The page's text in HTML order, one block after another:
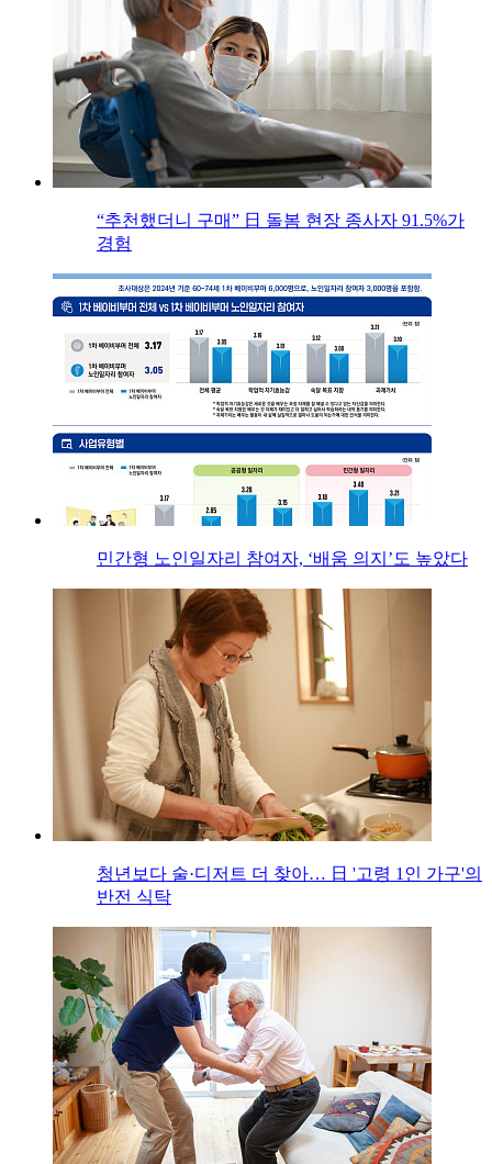
“추천했더니 구매” 日 돌봄 현장 종사자 91.5%가
경험
민간형 노인일자리 참여자, ‘배움 의지’도 높았다
청년보다 술·디저트 더 찾아… 日 '고령 1인 가구'의
반전 식탁